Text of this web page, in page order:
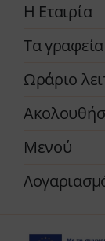
Η Εταιρία
Τα
Ωράριο
Μενού